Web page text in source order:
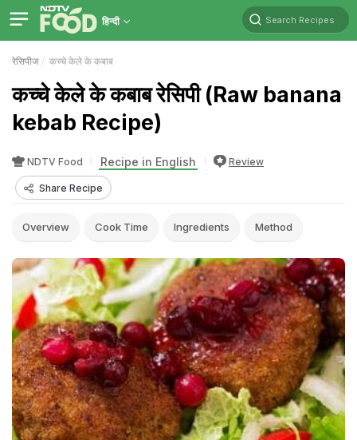
हिन्दी Search Recipes
रेसिपीज कच्चे केले के कबाब
कच्चे केले के कबाब रेसिपी (Raw banana
kebab Recipe)
NDTV Food Recipe in English Review
Share Recipe
Overview Cook Time Ingredients Method